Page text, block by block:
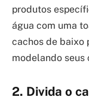
produtos
água com uma
cachos de baixo
modelando seus
2. Divida o